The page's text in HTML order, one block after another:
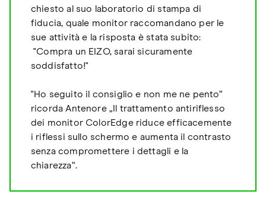
chiesto al suo laboratorio di stampa di
fiducia, quale monitor raccomandano per le
sue attività e la risposta è stata subito:
"Compra un EIZO, sarai sicuramente
soddisfatto!"
"Ho seguito il consiglio e non me ne pento“
ricorda Antenore „Il trattamento antiriflesso
dei monitor ColorEdge riduce efficacemente
i riflessi sullo schermo e aumenta il contrasto
senza compromettere i dettagli e la
chiarezza“.